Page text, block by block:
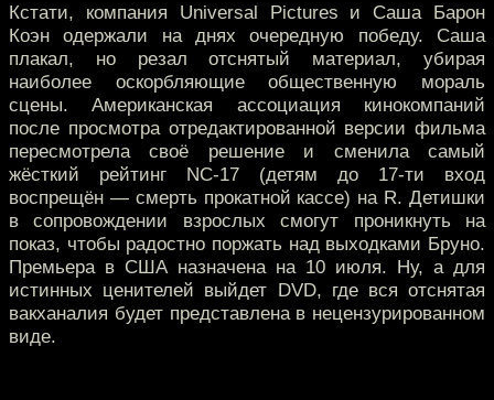
Кстати, компания Universal Pictures и Саша Барон
Коэн одержали на днях очередную победу. Саша
плакал, но резал отснятый материал, убирая
наиболее оскорбляющие общественную мораль
сцены. Американская ассоциация кинокомпаний
после просмотра отредактированной версии фильма
пересмотрела своё решение и сменила самый
жёсткий рейтинг NC-17 (детям до 17-ти вход
воспрещён — смерть прокатной кассе) на R. Детишки
в сопровождении взрослых смогут проникнуть на
показ, чтобы радостно поржать над выходками Бруно.
Премьера в США назначена на 10 июля. Ну, а для
истинных ценителей выйдет DVD, где вся отснятая
вакханалия будет представлена в нецензурированном
виде.